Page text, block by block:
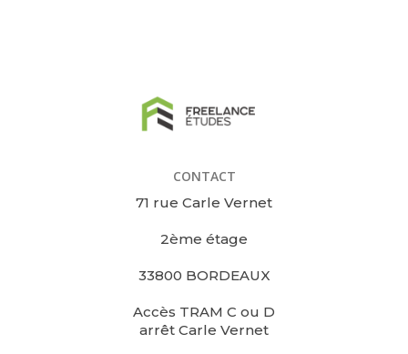
CONTACT
71 rue Carle Vernet
2ème étage
33800 BORDEAUX
Accès TRAM C ou D
arrêt Carle Vernet